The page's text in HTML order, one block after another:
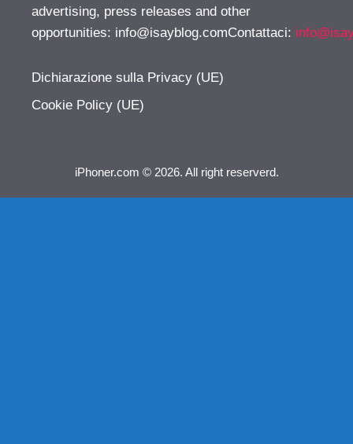
advertising, press releases and other
opportunities: info@isayblog.comContattaci:
Dichiarazione sulla Privacy (UE)
Cookie Policy (UE)
iPhoner.com © 2026. All right reserverd.